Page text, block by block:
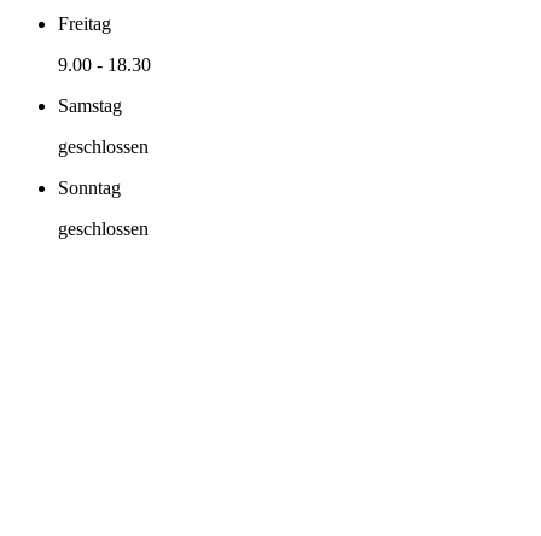
Freitag
9.00 - 18.30
Samstag
geschlossen
Sonntag
geschlossen